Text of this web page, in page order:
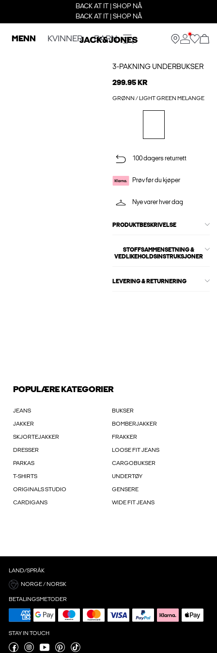
BACK AT IT | SHOP NÅ
BACK AT IT | SHOP NÅ
MENN KVINNER BARN
3-PAKNING UNDERBUKSER
299.95 KR
GRØNN / LIGHT GREEN MELANGE
100 dagers returrett
Prøv før du kjøper
Nye varer hver dag
PRODUKTBESKRIVELSE
STOFFSAMMENSETNING &
VEDLIKEHOLDSINSTRUKSJONER
LEVERING & RETURNERING
POPULÆRE KATEGORIER
JEANS BUKSER
JAKKER BOMBERJAKKER
SKJORTEJAKKER FRAKKER
DRESSER LOOSE FIT JEANS
PARKAS CARGOBUKSER
T-SHIRTS UNDERTØY
ORIGINALS STUDIO GENSERE
CARDIGANS WIDE FIT JEANS
LAND/SPRÅK
NORGE / NORSK
BETALINGSMETODER
STAY IN TOUCH